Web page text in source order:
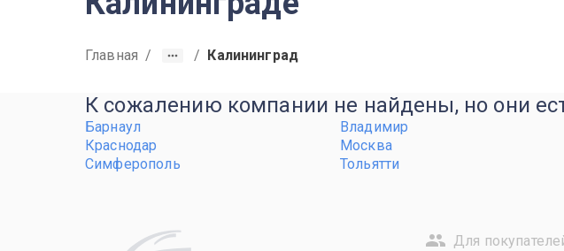
Главная / / Калининград
К сожалению компании не найдены, но они
Барнаул Владимир
Краснодар
Москва
Симферополь
Тольятти
Для